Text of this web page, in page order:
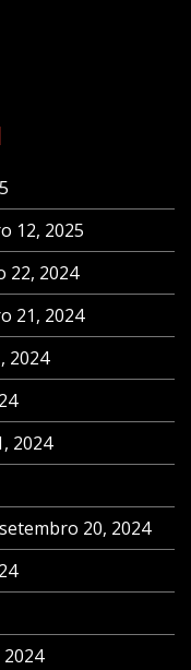
12, 2025
22, 2024
21, 2024
2024
2024
setembro 20, 2024